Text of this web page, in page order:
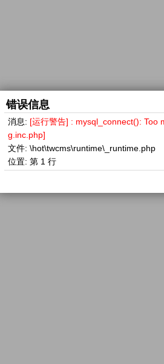
错误信息
消息: [运行警告] : mysql_connect(): Too
g.inc.php]
文件: \hot\twcms\runtime\_runtime.php
位置: 第 1 行